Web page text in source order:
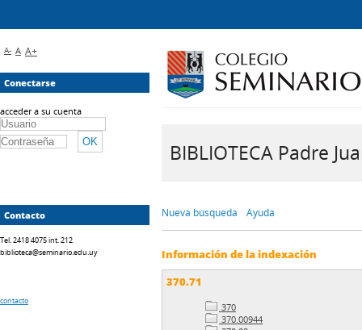
BIBLIOTECA Padre
Nueva búsqueda Ayuda
Información de la indexación
370.71
370
370.00944
A- A A+
Conectarse
acceder a su cuenta
Contacto
Tel. 2418 4075 int. 212
biblioteca@seminario.edu.uy
contacto